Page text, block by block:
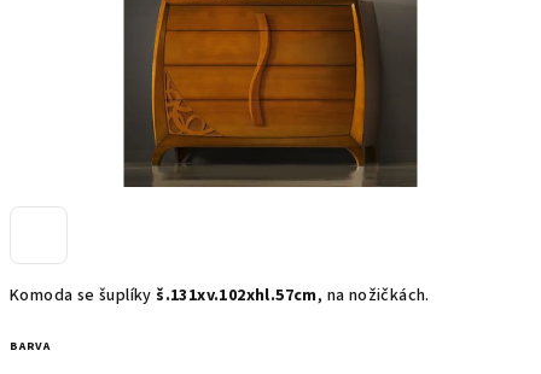
Komoda se šuplíkyš.131xv.102xhl.57cm, na nožičkách.
BARVA